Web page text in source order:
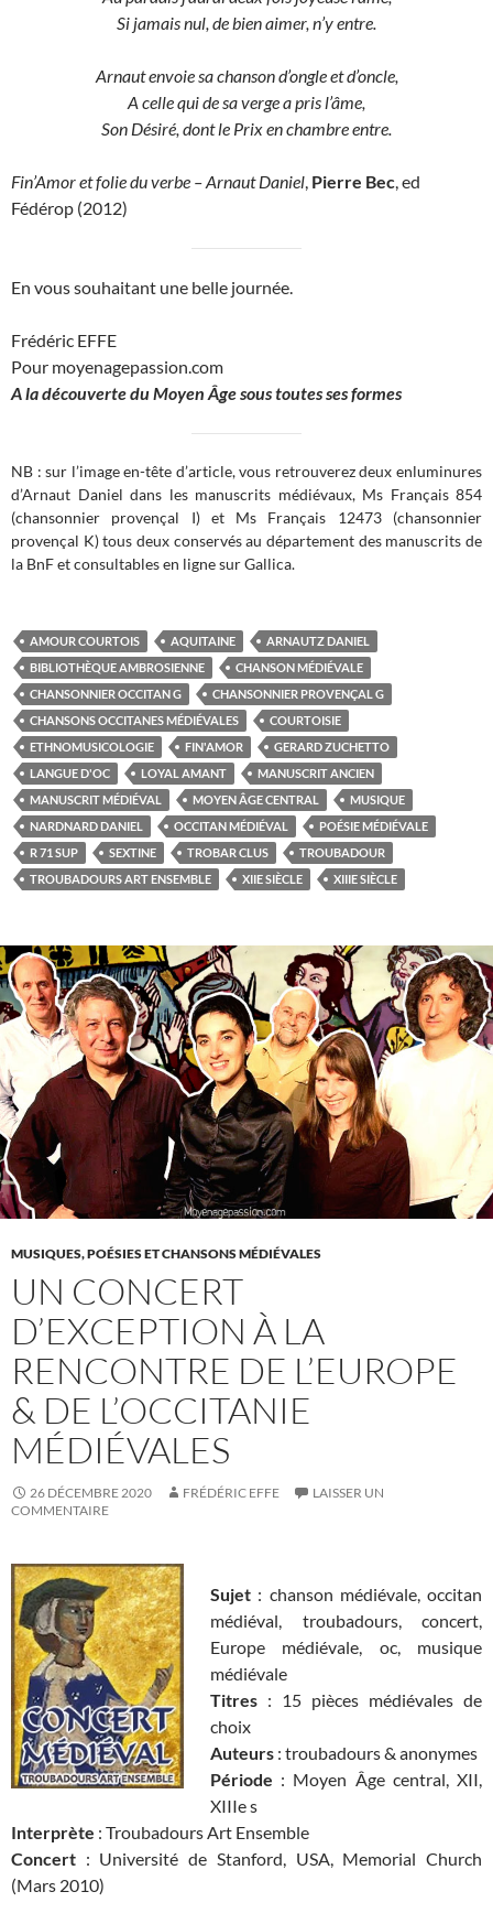
Si jamais nul, de bien aimer, n’y entre.
Arnaut envoie sa chanson d’ongle et d’oncle,
A celle qui de sa verge a pris l’âme,
Son Désiré, dont le Prix en chambre entre.
Fin’Amor et folie du verbe – Arnaut Daniel, Pierre Bec, ed
Fédérop (2012)
En vous souhaitant une belle journée.
Frédéric EFFE
Pour moyenagepassion.com
A la découverte du Moyen Âge sous toutes ses formes
NB : sur l’image en-tête d’article, vous retrouverez deux enluminures
d’Arnaut Daniel dans les manuscrits médiévaux, Ms Français 854
(chansonnier provençal I) et Ms Français 12473 (chansonnier
provençal K) tous deux conservés au département des manuscrits de
la BnF et consultables en ligne sur Gallica.
AMOUR COURTOIS AQUITAINE
ARNAUTZ DANIEL
BIBLIOTHÈQUE AMBROSIENNE
CHANSON MÉDIÉVALE
CHANSONNIER OCCITAN G
CHANSONNIER PROVENÇAL G
CHANSONS OCCITANES MÉDIÉVALES
COURTOISIE
ETHNOMUSICOLOGIE
FIN'AMOR
GERARD ZUCHETTO
LANGUE D'OC
LOYAL AMANT
MANUSCRIT ANCIEN
MANUSCRIT MÉDIÉVAL
MOYEN ÂGE CENTRAL
MUSIQUE
NARDNARD DANIEL
OCCITAN MÉDIÉVAL
POÉSIE MÉDIÉVALE
R 71 SUP
SEXTINE TROBAR CLUS
TROUBADOUR
TROUBADOURS ART ENSEMBLE
XIIE SIÈCLE XIIIE SIÈCLE
MUSIQUES, POÉSIES ET CHANSONS MÉDIÉVALES
UN CONCERT
D’EXCEPTION À LA
RENCONTRE DE L’EUROPE
& DE L’OCCITANIE
MÉDIÉVALES
26 DÉCEMBRE 2020 FRÉDÉRIC EFFE
LAISSER UN
COMMENTAIRE
Sujet : chanson médiévale, occitan
médiéval, troubadours, concert,
Europe médiévale, oc, musique
médiévale
Titres : 15 pièces médiévales de
choix
Auteurs : troubadours & anonymes
Période : Moyen Âge central, XII,
XIIIe s
Interprète : Troubadours Art Ensemble
Concert : Université de Stanford, USA, Memorial Church
(Mars 2010)